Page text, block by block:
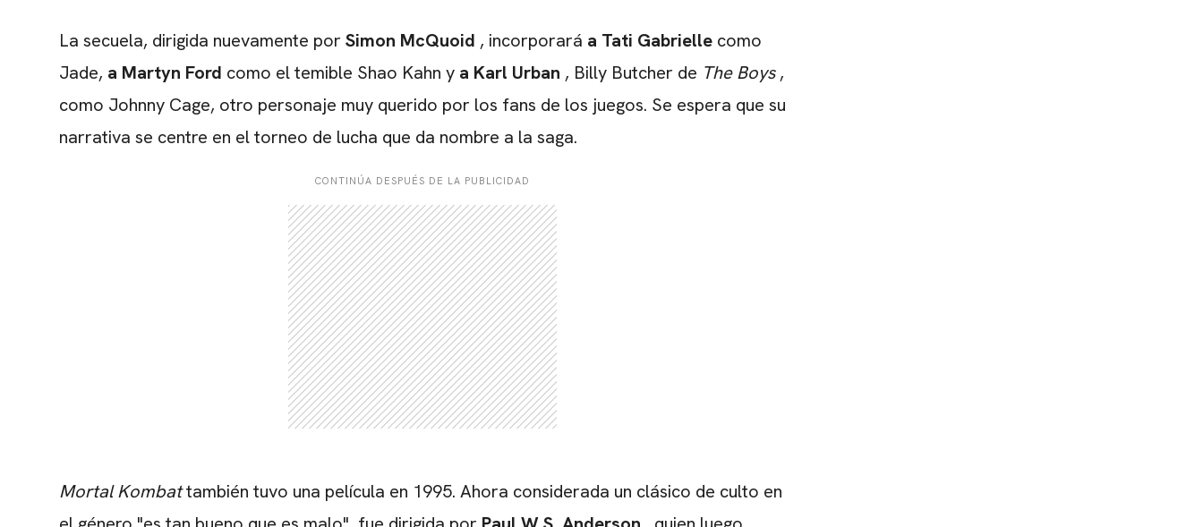
La secuela, dirigida nuevamente por Simon McQuoid , incorporará a Tati Gabrielle como
Jade, a Martyn Ford como el temible Shao Kahn y a Karl Urban , Billy Butcher de The Boys,
como Johnny Cage, otro personaje muy querido por los fans de los juegos. Se espera que su
narrativa se centre en el torneo de lucha que da nombre a la saga.
CONTINÚA DESPUÉS DE LA PUBLICIDAD
Mortal Kombattambién tuvo una película en 1995. Ahora considerada un clásico de culto en